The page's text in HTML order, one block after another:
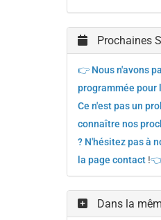
Prochaines
👉 Nous n'avons
programmée pour
Ce n'est pas un
connaître nos
? N'hésitez pas à
la page contact!
Dans la